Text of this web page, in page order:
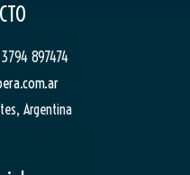
897474
Argentina